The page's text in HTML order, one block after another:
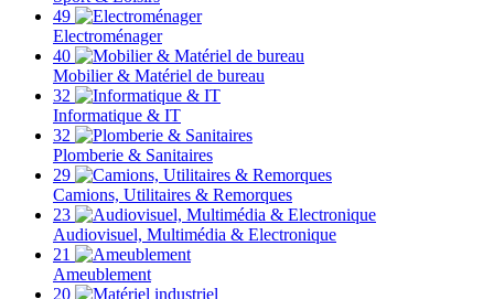
49
Electroménager
40
Mobilier & Matériel de bureau
32
Informatique & IT
32
Plomberie & Sanitaires
29
Camions, Utilitaires & Remorques
23
Audiovisuel, Multimédia & Electronique
21
Ameublement
20